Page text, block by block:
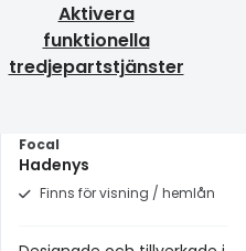
Aktivera
funktionella
tredjepartstjänster
Focal
Hadenys
Finns för visning / hemlån